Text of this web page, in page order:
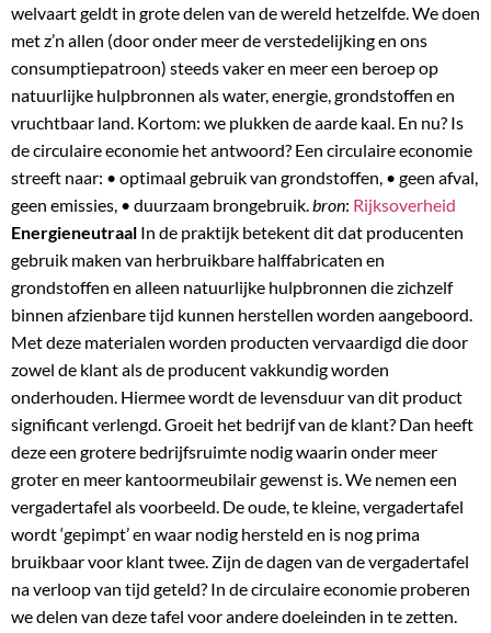
welvaart geldt in grote delen van de wereld hetzelfde. We doen
met z’n allen (door onder meer de verstedelijking en ons
consumptiepatroon) steeds vaker en meer een beroep op
natuurlijke hulpbronnen als water, energie, grondstoffen en
vruchtbaar land. Kortom: we plukken de aarde kaal. En nu? Is
de circulaire economie het antwoord? Een circulaire economie
streeft naar: • optimaal gebruik van grondstoffen, • geen afval,
geen emissies, • duurzaam brongebruik. bron: Rijksoverheid
Energieneutraal In de praktijk betekent dit dat producenten
gebruik maken van herbruikbare halffabricaten en
grondstoffen en alleen natuurlijke hulpbronnen die zichzelf
binnen afzienbare tijd kunnen herstellen worden aangeboord.
Met deze materialen worden producten vervaardigd die door
zowel de klant als de producent vakkundig worden
onderhouden. Hiermee wordt de levensduur van dit product
significant verlengd. Groeit het bedrijf van de klant? Dan heeft
deze een grotere bedrijfsruimte nodig waarin onder meer
groter en meer kantoormeubilair gewenst is. We nemen een
vergadertafel als voorbeeld. De oude, te kleine, vergadertafel
wordt ‘gepimpt’ en waar nodig hersteld en is nog prima
bruikbaar voor klant twee. Zijn de dagen van de vergadertafel
na verloop van tijd geteld? In de circulaire economie proberen
we delen van deze tafel voor andere doeleinden in te zetten.